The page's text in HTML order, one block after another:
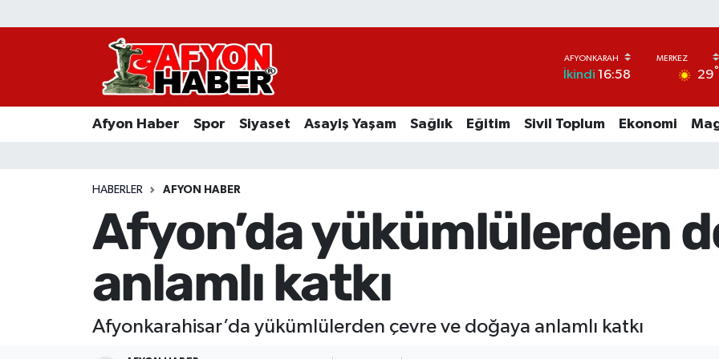
İkindi 16:58 29°
Afyon Haber Spor Siyaset Asayiş Yaşam Sağlık Eğitim Sivil Toplum Ekonomi
HABERLER AFYON HABER
Afyon’da yükümlülerden
anlamlı katkı
Afyonkarahisar’da yükümlülerden çevre ve doğaya anlamlı katkı
Afyon Haber
Asayiş Yaşam
Sivil Toplum